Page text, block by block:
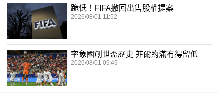
跪低！FIFA撤回出售股權提案
2026/08/01 11:52
率象國創世盃歷史 菲爾約滿冇得留低
2026/08/01 09:49